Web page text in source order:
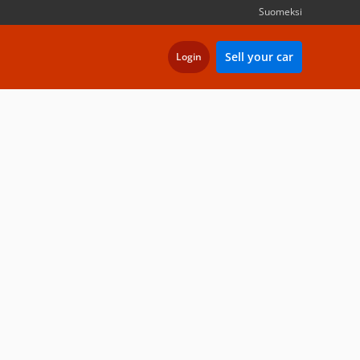
Suomeksi
Login Sell your car